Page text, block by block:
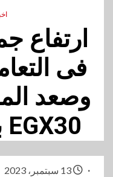
ارتفاع
فى
وصعد
EGX30 بنسبة 0.21%